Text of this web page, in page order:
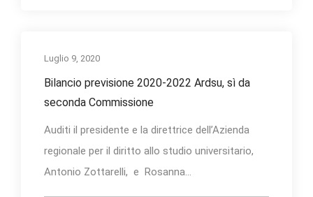
Luglio 9, 2020
Bilancio previsione 2020-2022 Ardsu, sì da
seconda Commissione
Auditi il presidente e la direttrice dell’Azienda
regionale per il diritto allo studio universitario,
Antonio Zottarelli, e Rosanna...